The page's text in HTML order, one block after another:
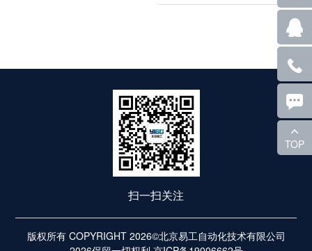
扫一扫关注
版权所有 COPYRIGHT 2026©北京易工自动化技术有限公司
TOP